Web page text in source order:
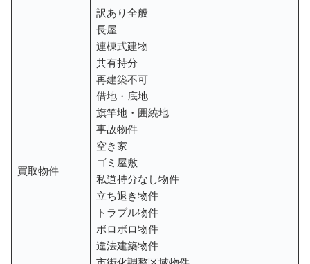
買取物件
訳あり全般
長屋
連棟式建物
共有持分
再建築不可
借地・底地
旗竿地・囲繞地
事故物件
空き家
ゴミ屋敷
私道持分なし物件
立ち退き物件
トラブル物件
ボロボロ物件
違法建築物件